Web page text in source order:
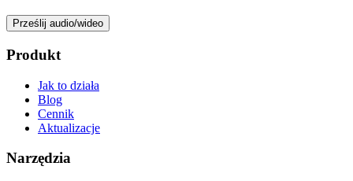
Prześlij audio/wideo
Produkt
Jak to działa
Blog
Cennik
Aktualizacje
Narzędzia